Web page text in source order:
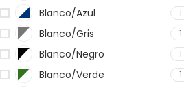
Blanco/Azul 1
Blanco/Gris 1
Blanco/Negro 1
Blanco/Verde 1